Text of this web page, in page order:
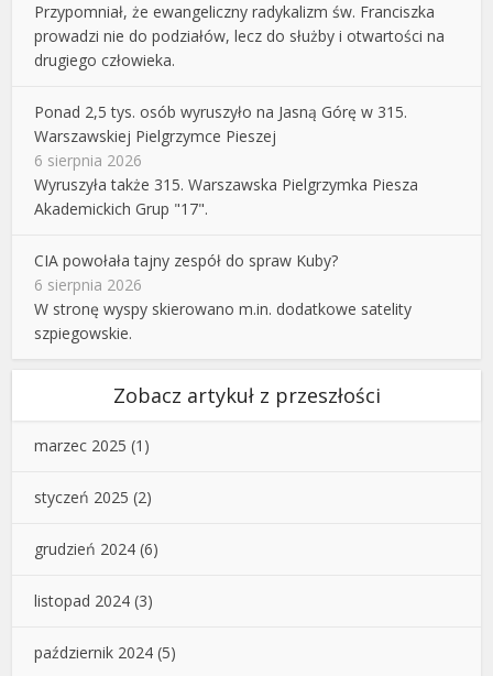
Przypomniał, że ewangeliczny radykalizm św. Franciszka
prowadzi nie do podziałów, lecz do służby i otwartości na
drugiego człowieka.
Ponad 2,5 tys. osób wyruszyło na Jasną Górę w 315.
Warszawskiej Pielgrzymce Pieszej
6 sierpnia 2026
Wyruszyła także 315. Warszawska Pielgrzymka Piesza
Akademickich Grup "17".
CIA powołała tajny zespół do spraw Kuby?
6 sierpnia 2026
W stronę wyspy skierowano m.in. dodatkowe satelity
szpiegowskie.
Zobacz artykuł z przeszłości
marzec 2025 (1)
styczeń 2025 (2)
grudzień 2024 (6)
listopad 2024 (3)
październik 2024 (5)